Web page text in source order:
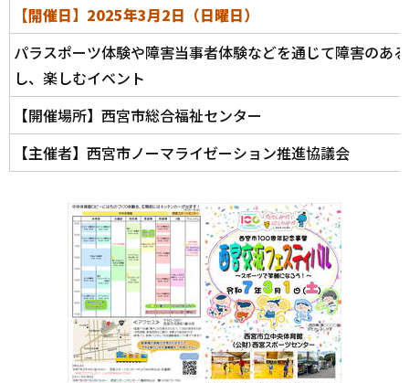
【開催日】2025年3月2日（日曜日）
パラスポーツ体験や障害当事者体験などを通じて障害のあ
し、楽しむイベント
【開催場所】西宮市総合福祉センター
【主催者】西宮市ノーマライゼーション推進協議会